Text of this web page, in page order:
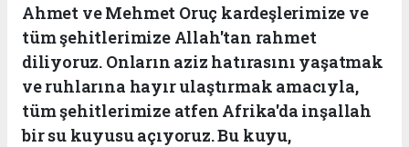
Ahmet ve Mehmet Oruç kardeşlerimize ve
tüm şehitlerimize Allah'tan rahmet
diliyoruz. Onların aziz hatırasını yaşatmak
ve ruhlarına hayır ulaştırmak amacıyla,
tüm şehitlerimize atfen Afrika'da inşallah
bir su kuyusu açıyoruz. Bu kuyu,